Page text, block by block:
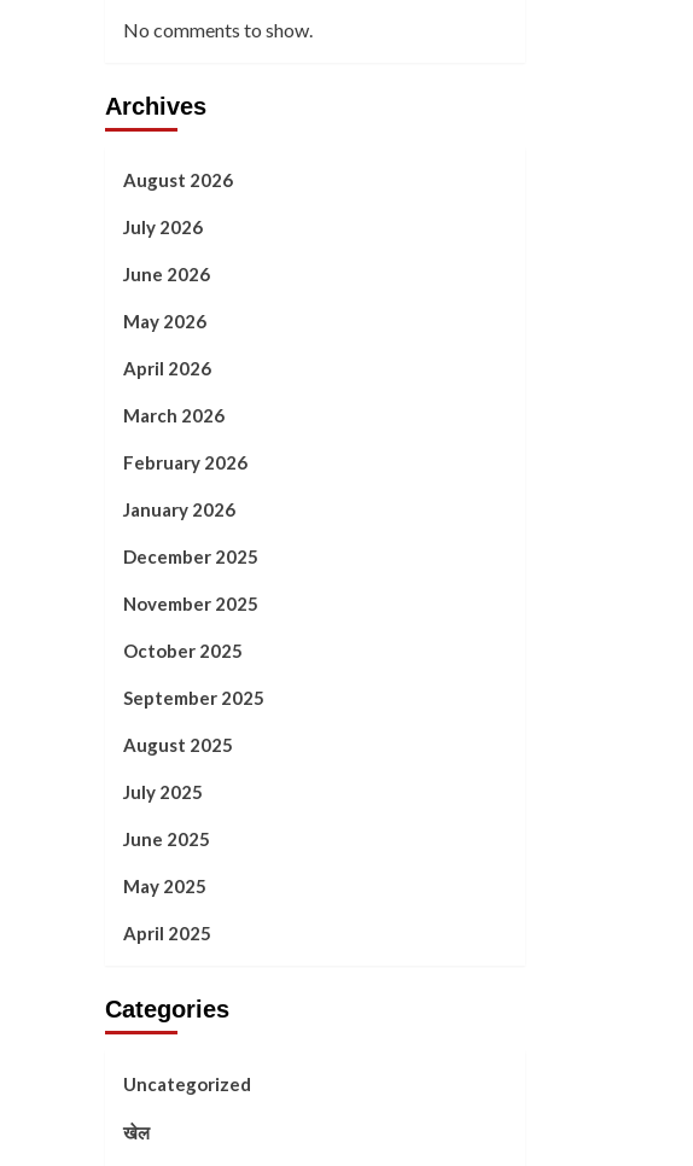
No comments to show.
Archives
August 2026
July 2026
June 2026
May 2026
April 2026
March 2026
February 2026
January 2026
December 2025
November 2025
October 2025
September 2025
August 2025
July 2025
June 2025
May 2025
April 2025
Categories
Uncategorized
खेल